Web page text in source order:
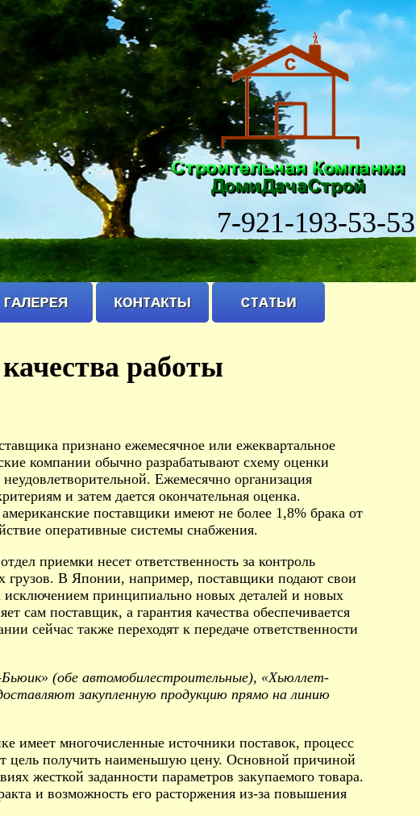
7-921-193-53-53
работы
признано ежемесячное или ежеквартальное
компании обычно разрабатывают схему оценки
Ежемесячно организация
и затем дается окончательная оценка.
поставщики имеют не более 1,8% брака от
оперативные системы снабжения.
приемки несет ответственность за контроль
В Японии, например, поставщики подают свои
принципиально новых деталей и новых
сам поставщик, а гарантия качества обеспечивается
сейчас также переходят к передаче ответственности
(обе автомобилестроительные), «Хьюллет-
закупленную продукцию прямо на линию
имеет многочисленные источники поставок, процесс
цель получить наименьшую цену. Основной причиной
жесткой заданности параметров закупаемого товара.
и возможность его расторжения из-за повышения